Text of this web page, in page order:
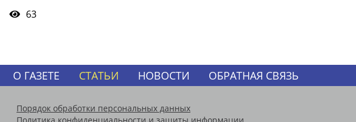
63
О ГАЗЕТЕ СТАТЬИ НОВОСТИ ОБРАТНАЯ СВЯЗЬ
Порядок обработки персональных данных